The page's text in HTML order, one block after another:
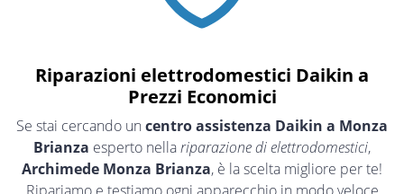
Riparazioni elettrodomestici Daikin a
Prezzi Economici
Se stai cercando un centro assistenza Daikin a Monza
Brianza esperto nellariparazione di elettrodomestici,
Archimede Monza Brianza, è la scelta migliore per te!